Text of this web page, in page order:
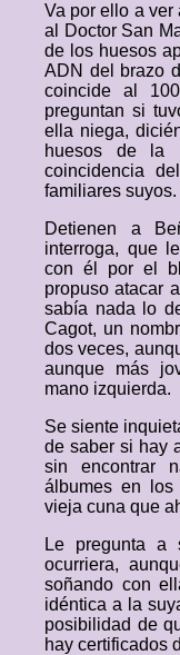
Va por ello a ver
al Doctor San
de los huesos
ADN del brazo
coincide al
preguntan si
ella niega,
huesos de la
coincidencia
familiares suyos.
Detienen a
interroga, que
con él por el
propuso atacar
sabía nada lo
Cagot, un
dos veces,
aunque más
mano izquierda.
Se siente
de saber si hay
sin encontrar
álbumes en
vieja cuna que
Le pregunta
ocurriera,
soñando con
idéntica a la
posibilidad de
hay certificados